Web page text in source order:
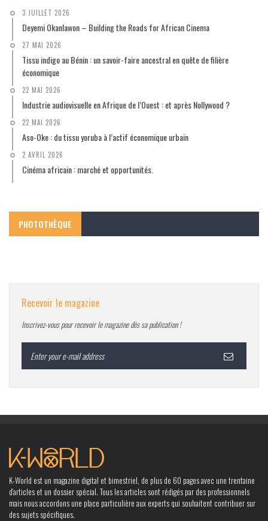
3 JUILLET 2026
Deyemi Okanlawon – Building the Roads for African Cinema
27 MAI 2026
Tissu indigo au Bénin : un savoir-faire ancestral en quête de filière
économique
22 MAI 2026
Industrie audiovisuelle en Afrique de l’Ouest : et après Nollywood ?
22 MAI 2026
Aso-Oke : du tissu yoruba à l’actif économique urbain
2 AVRIL 2026
Cinéma africain : marché et opportunités.
PHOTOTHÈQUE
Recevoir le magazine
Inscrivez-vous pour recevoir le magazine dès sa publication !
K-World est un magazine digital et bimestriel, de plus de 60 pages avec une trentaine
d’articles et un dossier spécial. Tous les articles sont rédigés par des professionnels
mais nous accordons une place particulière aux experts qui souhaitent contribuer sur
des sujets spécifiques.